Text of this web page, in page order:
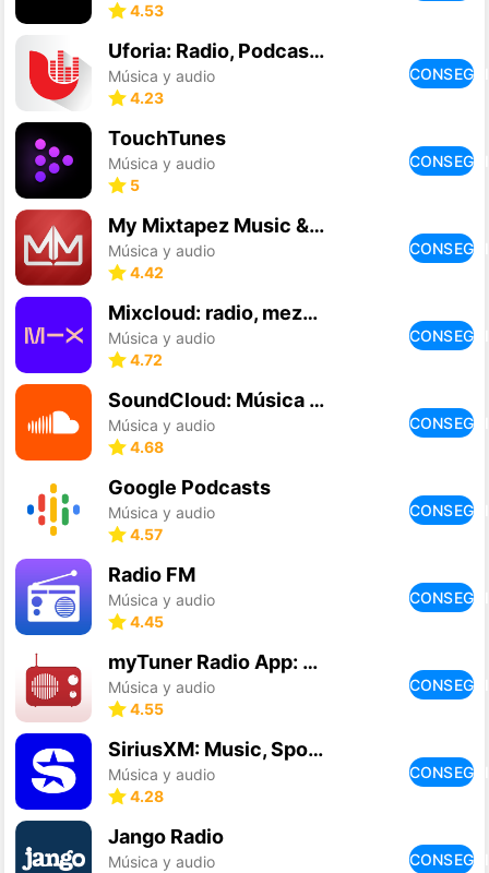
4.53
Uforia: Radio, Podcasts, Music
Música y audio
4.23
TouchTunes
Música y audio
5
My Mixtapez Music & Mixtapes
Música y audio
4.42
Mixcloud: radio, mezclas de DJ
Música y audio
4.72
SoundCloud: Música y Playlists
Música y audio
4.68
Google Podcasts
Música y audio
4.57
Radio FM
Música y audio
4.45
myTuner Radio App: FM stations
Música y audio
4.55
SiriusXM: Music, Sports & News
Música y audio
4.28
Jango Radio
Música y audio